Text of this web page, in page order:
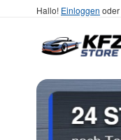
Hallo! Einloggen oder